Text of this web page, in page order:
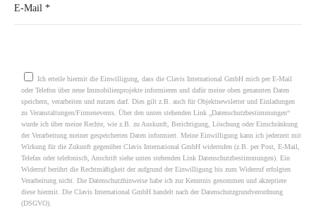
Ich erteile hiermit die Einwilligung, dass die Clavis International GmbH mich per E-Mail
oder Telefon über neue Immobilienprojekte informieren und dafür meine oben genannten Daten
speichern, verarbeiten und nutzen darf. Dies gilt z.B. auch für Objektnewsletter und Einladungen
zu Veranstaltungen/Firmenevents. Über den unten stehenden Link „Datenschutzbestimmungen“
wurde ich über meine Rechte, wie z.B. zu Auskunft, Berichtigung, Löschung oder Einschränkung
der Verarbeitung meiner gespeicherten Daten informiert. Meine Einwilligung kann ich jederzeit mit
Wirkung für die Zukunft gegenüber Clavis International GmbH widerrufen (z.B. per Post, E-Mail,
Telefax oder telefonisch, Anschrift siehe unten stehenden Link Datenschutzbestimmungen). Ein
Widerruf berührt die Rechtmäßigkeit der aufgrund der Einwilligung bis zum Widerruf erfolgten
Verarbeitung nicht. Die Datenschutzhinweise habe ich zur Kenntnis genommen und akzeptiere
diese hiermit. Die Clavis International GmbH handelt nach der Datenschutzgrundverordnung
(DSGVO).